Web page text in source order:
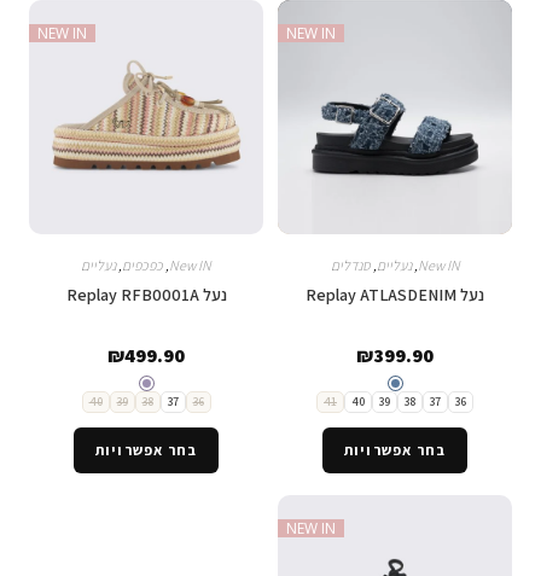
NEW IN
New IN
,נעליים ,סנדלים
נעל Replay ATLASDENIM
₪399.90
36
37
38
39
40
41
בחר אפשרויות
NEW IN
New IN כפכפים ,נעליים
נעל Replay RFB0001A
₪499.90
36
37
38
39
40
בחר אפשרויות
NEW IN